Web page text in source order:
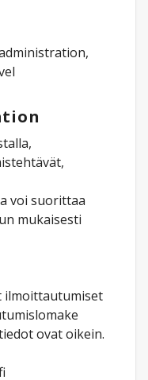
voi suorittaa
mukaisesti
ilmoittautumiset
ovat oikein.